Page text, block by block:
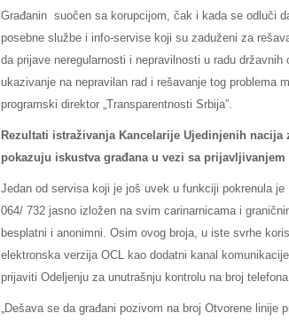
Građanin suočen sa korupcijom, čak i kada se odluči
posebne službe i info-servise koji su zaduženi za
da prijave neregularnosti i nepravilnosti u radu
ukazivanje na nepravilan rad i rešavanje tog problema
programski direktor „Transparentnosti Srbija”.
Rezultati istraživanja Kancelarije Ujedinjenih
pokazuju iskustva građana u vezi sa
Jedan od servisa koji je još uvek u funkciji pokrenula
064/ 732 jasno izložen na svim carinarnicama i
besplatni i anonimni. Osim ovog broja, u iste svrhe
elektronska verzija OCL kao dodatni kanal
prijaviti Odeljenju za unutrašnju kontrolu na broj telefona
„Dešava se da građani pozivom na broj Otvorene